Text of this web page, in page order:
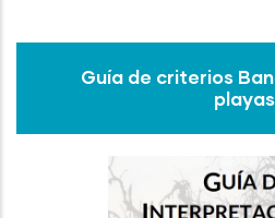
Guía de criterios
playas